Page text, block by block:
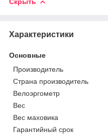
Характеристики
Основные
Производитель
Страна производитель
Велоэргометр
Вес
Вес маховика
Гарантийный срок